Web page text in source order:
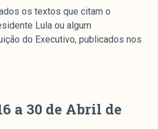
os textos que citam o
Lula ou algum
do Executivo, publicados nos
a 30 de Abril de